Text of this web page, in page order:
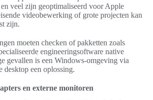
veel zijn geoptimaliseerd voor Apple
videobewerking of grote projecten kan
zijn.
moeten checken of pakketten zoals
engineeringsoftware native
gevallen is een Windows-omgeving via
desktop een oplossing.
en externe monitoren